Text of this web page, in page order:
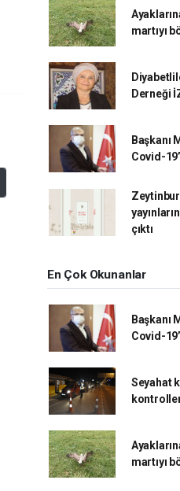
martıyı
Derneği
Başkanı
Covid-
çıktı
En Çok Okunanlar
Başkanı
Covid-
Seyahat
martıyı